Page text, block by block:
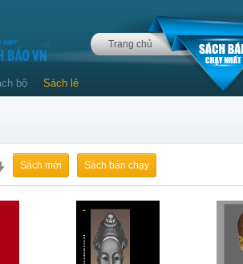
Trang chủ
bộ Sách lẻ
Sách mới Sách bán chạy